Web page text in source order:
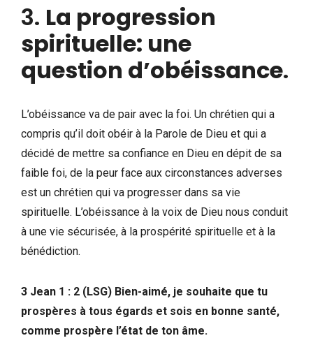
3. La progression
spirituelle: une
question d’obéissance.
L’obéissance va de pair avec la foi. Un chrétien qui a
compris qu’il doit obéir à la Parole de Dieu et qui a
décidé de mettre sa confiance en Dieu en dépit de sa
faible foi, de la peur face aux circonstances adverses
est un chrétien qui va progresser dans sa vie
spirituelle. L’obéissance à la voix de Dieu nous conduit
à une vie sécurisée, à la prospérité spirituelle et à la
bénédiction.
3 Jean 1 : 2 (LSG) Bien-aimé, je souhaite que tu
prospères à tous égards et sois en bonne santé,
comme prospère l’état de ton âme.